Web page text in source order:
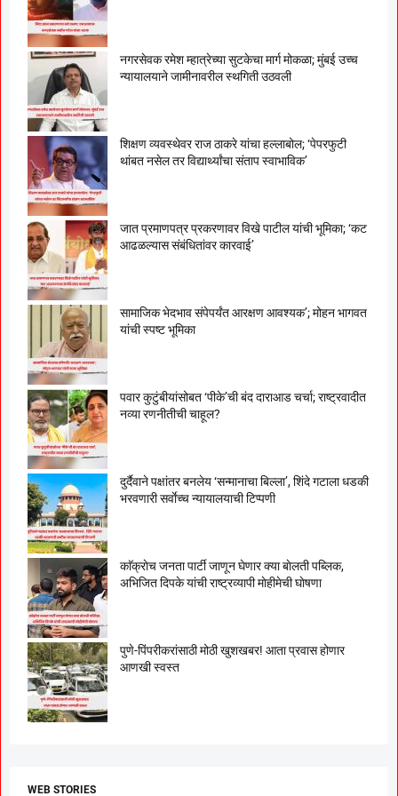
नगरसेवक रमेश म्हात्रेच्या सुटकेचा मार्ग मोकळा; मुंबई उच्च
न्यायालयाने जामीनावरील स्थगिती उठवली
शिक्षण व्यवस्थेवर राज ठाकरे यांचा हल्लाबोल; ‘पेपरफुटी
थांबत नसेल तर विद्यार्थ्यांचा संताप स्वाभाविक’
जात प्रमाणपत्र प्रकरणावर विखे पाटील यांची भूमिका; ‘कट
आढळल्यास संबंधितांवर कारवाई’
सामाजिक भेदभाव संपेपर्यंत आरक्षण आवश्यक’; मोहन भागवत
यांची स्पष्ट भूमिका
पवार कुटुंबीयांसोबत ‘पीके’ची बंद दाराआड चर्चा; राष्ट्रवादीत
नव्या रणनीतीची चाहूल?
दुर्दैवाने पक्षांतर बनलेय ‘सन्मानाचा बिल्ला’, शिंदे गटाला धडकी
भरवणारी सर्वाेच्च न्यायालयाची टिप्पणी
काॅक्राेच जनता पार्टी जाणून घेणार क्या बाेलती पब्लिक,
अभिजित दिपके यांची राष्ट्रव्यापी माेहीमेची घाेषणा
पुणे-पिंपरीकरांसाठी मोठी खुशखबर! आता प्रवास होणार
आणखी स्वस्त
WEB STORIES